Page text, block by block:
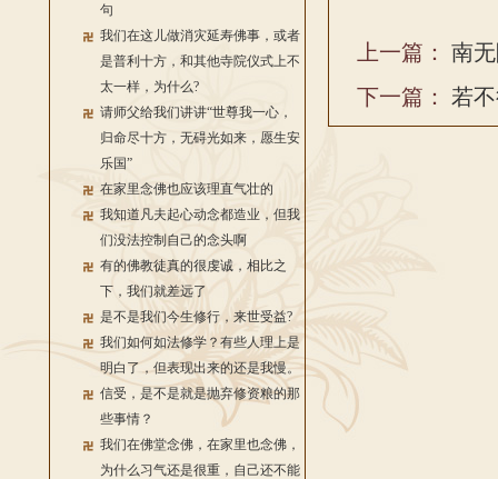
句
我们在这儿做消灾延寿佛事，或者
是普利十方，和其他寺院仪式上不
太一样，为什么?
请师父给我们讲讲“世尊我一心，
归命尽十方，无碍光如来，愿生安
乐国”
在家里念佛也应该理直气壮的
我知道凡夫起心动念都造业，但我
们没法控制自己的念头啊
有的佛教徒真的很虔诚，相比之
下，我们就差远了
是不是我们今生修行，来世受益?
我们如何如法修学？有些人理上是
明白了，但表现出来的还是我慢。
信受，是不是就是抛弃修资粮的那
些事情？
我们在佛堂念佛，在家里也念佛，
为什么习气还是很重，自己还不能
上一篇： 南
下一篇： 若